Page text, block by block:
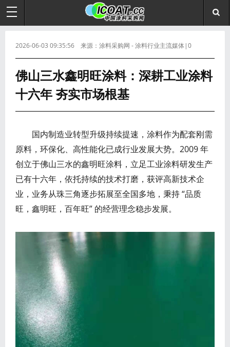
2026-06-03 09:35:56 来源：涂料采购网 - 涂料行业主流媒体|0
佛山三水鑫明旺涂料：深耕工业涂料
十六年 夯实市场根基
国内制造业转型升级持续提速，涂料作为配套刚需
原料，环保化、高性能化已成行业发展大势。2009 年
创立于佛山三水的鑫明旺涂料，立足工业涂料研发生产
已有十六年，依托持续的技术打磨，获评高新技术企
业，业务从珠三角逐步拓展至全国多地，秉持 “品质
旺，鑫明旺，百年旺” 的经营理念稳步发展。